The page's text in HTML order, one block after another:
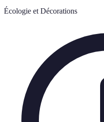
Écologie et Décorations